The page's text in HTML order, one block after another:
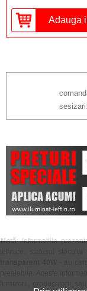
sesizari:
Notă: Informatiile